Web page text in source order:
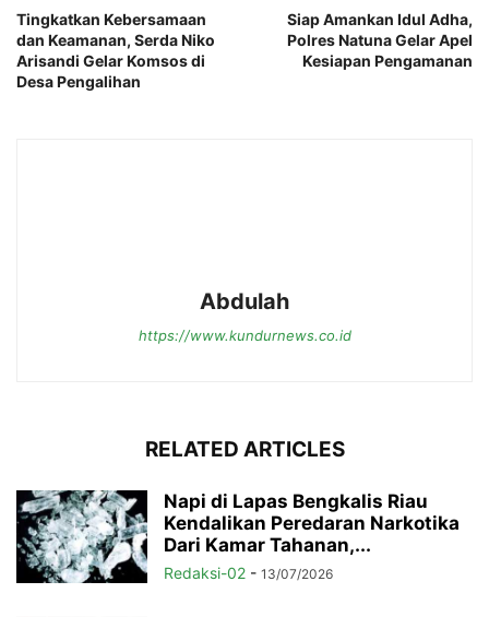
Tingkatkan Kebersamaan
dan Keamanan, Serda Niko
Arisandi Gelar Komsos di
Desa Pengalihan
Siap Amankan Idul Adha,
Polres Natuna Gelar Apel
Kesiapan Pengamanan
Abdulah
https://www.kundurnews.co.id
RELATED ARTICLES
Napi di Lapas Bengkalis Riau
Kendalikan Peredaran Narkotika
Dari Kamar Tahanan,...
Redaksi-02 - 13/07/2026